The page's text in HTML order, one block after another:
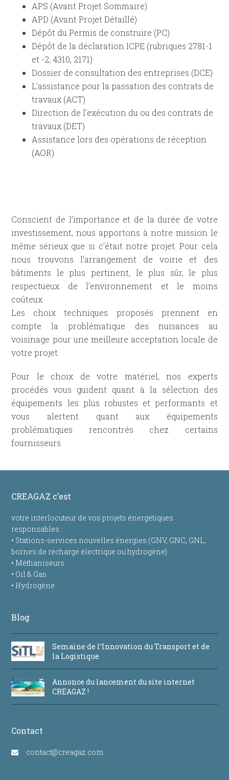
APS (Avant Projet Sommaire)
APD (Avant Projet Détaillé)
Dépôt du Permis de construire (PC)
Dépôt de la déclaration ICPE (rubriques 2781-1
et -2, 4310, 2171)
Dossier de consultation des entreprises (DCE)
L’assistance pour la passation des contrats de
travaux (ACT)
Direction de l’exécution du ou des contrats de
travaux (DET)
Assistance lors des opérations de réception
(AOR)
Conscient de l’importance et de la durée de votre
investissement, nous apportons à notre mission le
même sérieux que si c’était notre projet. Pour cela
nous trouvons l’arrangement de voirie et des
bâtiments le plus pertinent, le plus sûr, le plus
respectueux de l’environnement et le moins
coûteux.
Les choix techniques proposés prennent en
compte la problématique des nuisances au
voisinage pour une meilleure acceptation locale de
votre projet.
Pour le choix de votre matériel, nos experts
procédés vous guident quant à la sélection des
équipements les plus robustes et performants et
vous alertent quant aux équipements
problématiques rencontrés chez certains
fournisseurs.
CREAGAZ c’est
votre interlocuteur de vos projets énergétiques
responsables :
• Stations-services nouvelles énergies (GNV, GNC, GNL,
bornes de recharge électrique ou hydrogène)
• Méthaniseurs
• Oil & Gas
• Hydrogène
Blog
Semaine de l’Innovation du Transport et de
la Logistique
Annonce du lancement du site internet
CREAGAZ !
Contact
contact@creagaz.com